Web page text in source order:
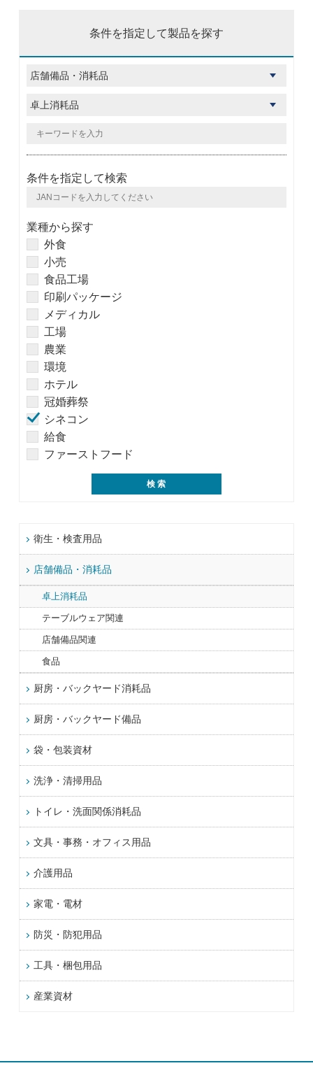
条件を指定して製品を探す
条件を指定して検索
業種から探す
外食
小売
食品工場
印刷パッケージ
メディカル
工場
農業
環境
ホテル
冠婚葬祭
シネコン
給食
ファーストフード
衛生・検査用品
店舗備品・消耗品
卓上消耗品
テーブルウェア関連
店舗備品関連
食品
厨房・バックヤード消耗品
厨房・バックヤード備品
袋・包装資材
洗浄・清掃用品
トイレ・洗面関係消耗品
文具・事務・オフィス用品
介護用品
家電・電材
防災・防犯用品
工具・梱包用品
産業資材